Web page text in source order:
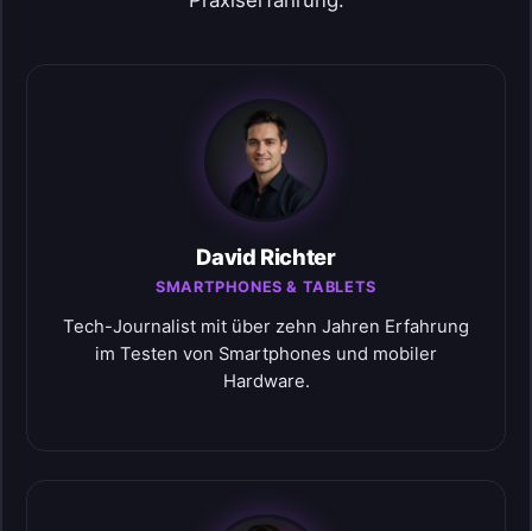
David Richter
SMARTPHONES & TABLETS
Tech-Journalist mit über zehn Jahren Erfahrung
im Testen von Smartphones und mobiler
Hardware.